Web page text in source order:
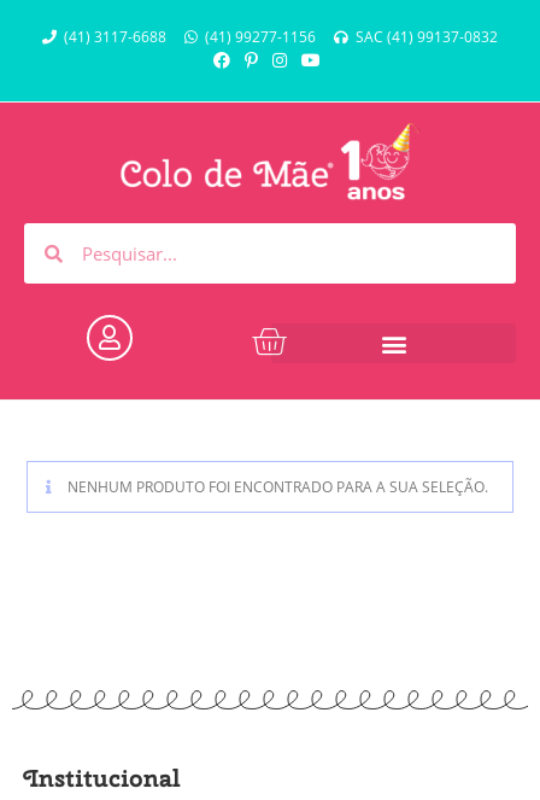
(41) 3117-6688 (41) 99277-1156 SAC (41) 99137-0832
NENHUM PRODUTO FOI ENCONTRADO PARA A SUA SELEÇÃO.
Institucional